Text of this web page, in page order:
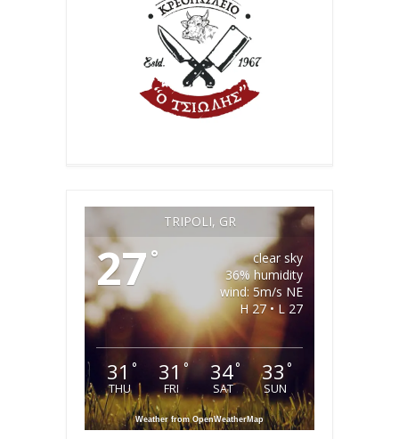
TRIPOLI, GR
27 °
clear sky
36% humidity
wind: 5m/s NE
H 27 • L 27
31 °
THU
31°
FRI
34°
SAT
33 °
SUN
Weather from OpenWeatherMap